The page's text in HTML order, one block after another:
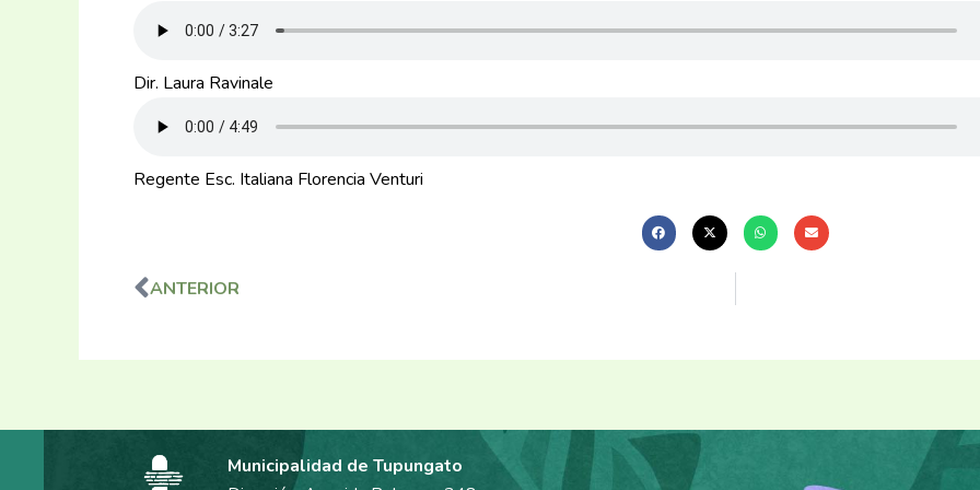
Dir. Laura Ravinale
Regente Esc. Italiana Florencia Venturi
Ant
ANTERIOR
Municipalidad de Tupungato